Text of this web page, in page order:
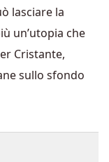
lasciare la
un’utopia che
Cristante,
sullo sfondo